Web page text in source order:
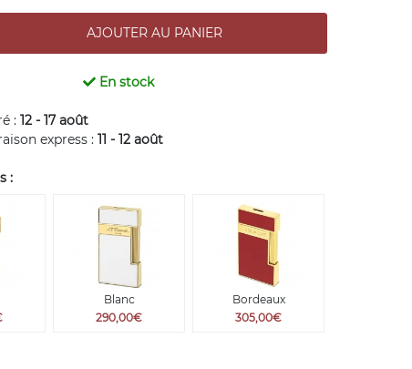
En stock
:12 - 17 août
express :11 - 12 août
:
Blanc
290,00€
Bordeaux
305,00€